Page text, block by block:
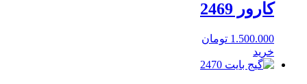
کارور 2469
1.500.000 تومان
خرید